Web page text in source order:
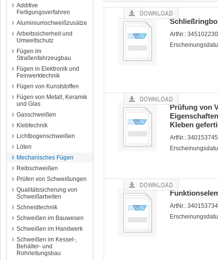
Additive
Fertigungsverfahren
Aluminiumschweißzusätze
Arbeitssicherheit und
Umweltschutz
Fügen im
Straßenfahrzeugbau
Fügen in Elektronik und
Feinwerktechnik
Fügen von Kunststoffen
Fügen von Metall, Keramik
und Glas
Gasschweißen
Klebtechnik
Lichtbogenschweißen
Löten
Mechanisches Fügen
Reibschweißen
Prüfen von Schweißungen
Qualitätssicherung von
Schweißarbeiten
Schneidtechnik
Schweißen im Bauwesen
Schweißen im Handwerk
Schweißen im Kessel-,
Behälter- und
Rohrleitungsbau
ArtNr.:
Prüfung von
Kleben
ArtNr.:
ArtNr.: